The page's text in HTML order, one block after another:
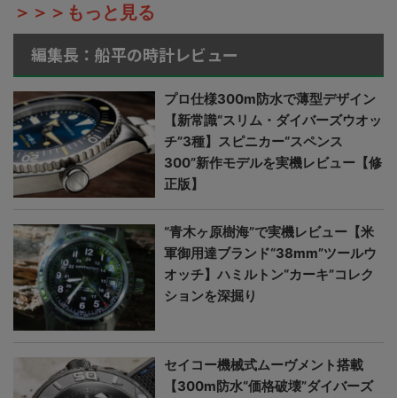
＞＞＞もっと見る
編集長：船平の時計レビュー
プロ仕様300m防水で薄型デザイン
【新常識“スリム・ダイバーズウオッ
チ”3種】スピニカー“スペンス
300”新作モデルを実機レビュー【修
正版】
“青木ヶ原樹海”で実機レビュー【米
軍御用達ブランド“38mm”ツールウ
オッチ】ハミルトン“カーキ”コレク
ションを深掘り
セイコー機械式ムーヴメント搭載
【300m防水“価格破壊”ダイバーズ